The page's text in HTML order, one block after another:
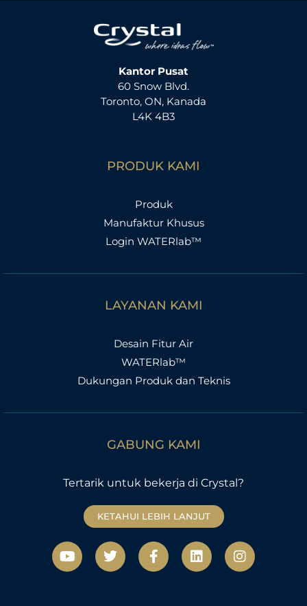
Kantor Pusat
60 Snow Blvd.
Toronto, ON, Kanada
L4K 4B3
PRODUK KAMI
Produk
Manufaktur Khusus
Login WATERlab™
LAYANAN KAMI
Desain Fitur Air
WATERlab™
Dukungan Produk dan Teknis
GABUNG KAMI
Tertarik untuk bekerja di Crystal?
KETAHUI LEBIH LANJUT
Y
o
u
T
w
i
F
a
c
L
i
n
I
n
s